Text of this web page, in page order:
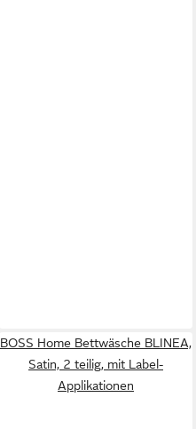
BOSS Home Bettwäsche BLINEA,
Satin, 2 teilig, mit Label-
Applikationen